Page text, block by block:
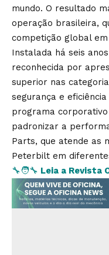
mundo. O resultado
operação brasileira,
competição global em
Instalada há seis
reconhecida por
superior nas
segurança e
programa
padronizar a
Parts, que atende as
Peterbilt em
🔧🧑‍🔧 Leia a Revista